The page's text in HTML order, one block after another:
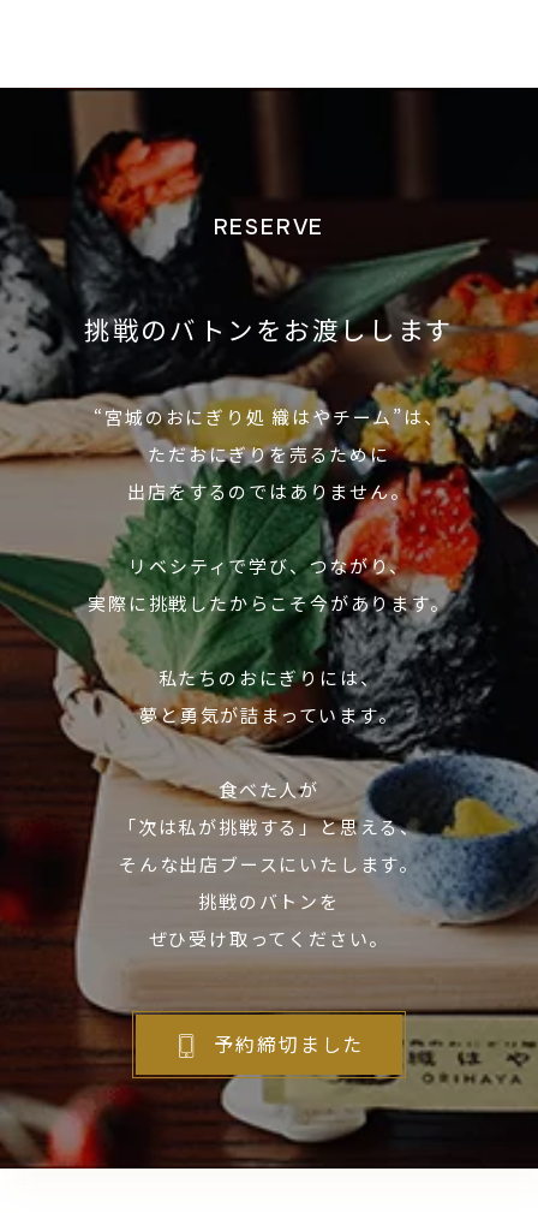
RESERVE
挑戦のバトンをお渡しします
“宮城のおにぎり処 織はやチーム”は、
ただおにぎりを売るために
出店をするのではありません。
リベシティで学び、つながり、
実際に挑戦したからこそ今があります。
私たちのおにぎりには、
夢と勇気が詰まっています。
食べた人が
「次は私が挑戦する」と思える、
そんな出店ブースにいたします。
挑戦のバトンを
ぜひ受け取ってください。
予約締切ました